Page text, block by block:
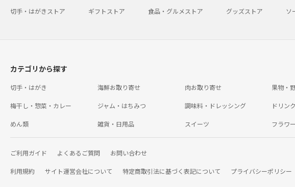
切手・はがきストア ギフトストア 食品・グルメストア グッズストア ソ
カテゴリから探す
切手・はがき 海鮮お取り寄せ 肉お取り寄せ 果物・
梅干し・惣菜・カレー ジャム・はちみつ 調味料・ドレッシング ドリンク
めん類 雑貨・日用品 スイーツ フラワ
ご利用ガイド よくあるご質問 お問い合わせ
利用規約 サイト運営会社について 特定商取引法に基づく表記について プライバシーポリシー